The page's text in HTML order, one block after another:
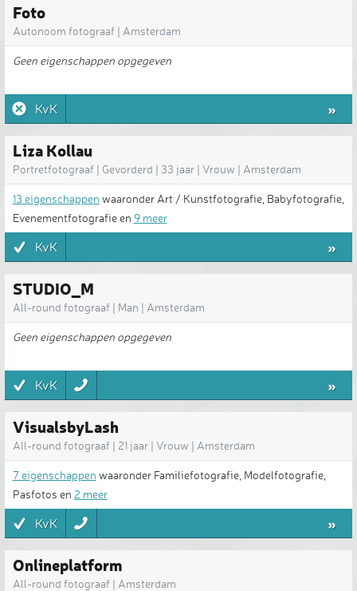
Foto
Autonoom fotograaf | Amsterdam
Geen eigenschappen opgegeven
KvK »
Liza Kollau
Portretfotograaf | Gevorderd | 33 jaar | Vrouw | Amsterdam
13 eigenschappen waaronder Art / Kunstfotografie, Babyfotografie,
Evenementfotografie en 9 meer
KvK »
STUDIO_M
All-round fotograaf | Man | Amsterdam
Geen eigenschappen opgegeven
KvK »
VisualsbyLash
All-round fotograaf | 21 jaar | Vrouw | Amsterdam
7 eigenschappen waaronder Familiefotografie, Modelfotografie,
Pasfotos en 2 meer
KvK »
Onlineplatform
All-round fotograaf | Amsterdam